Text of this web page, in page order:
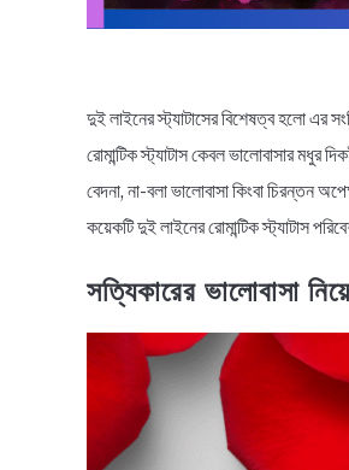
দুই লাইনের স্ট্যাটাসের বিশেষত্ব হলো এর
রোমান্টিক স্ট্যাটাস কেবল ভালোবাসার মধুর
বেদনা, না-বলা ভালোবাসা কিংবা চিরন্তন
কয়েকটি দুই লাইনের রোমান্টিক স্ট্যাটাস
সত্যিকারের ভালোবাসা